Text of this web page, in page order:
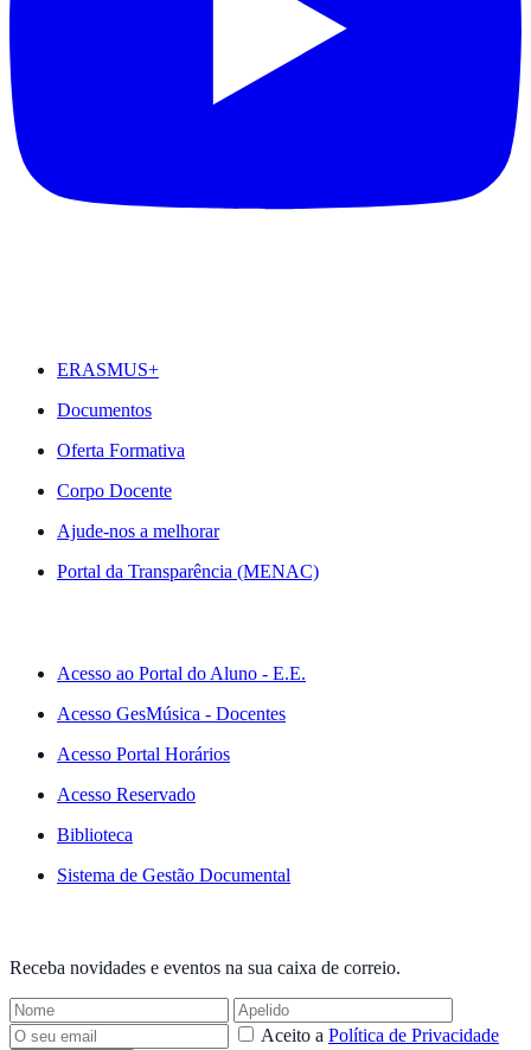
ERASMUS+
Documentos
Oferta Formativa
Corpo Docente
Ajude-nos a melhorar
Portal da Transparência (MENAC)
Acesso ao Portal do Aluno - E.E.
Acesso GesMúsica - Docentes
Acesso Portal Horários
Acesso Reservado
Biblioteca
Sistema de Gestão Documental
Receba novidades e eventos na sua caixa de correio.
Aceito a Política de Privacidade